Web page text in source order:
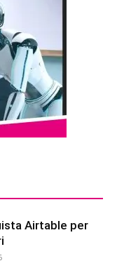
Airtable per